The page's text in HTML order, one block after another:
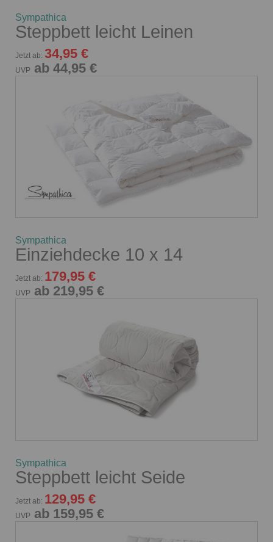
Sympathica
Steppbett leicht Leinen
Jetzt ab: 34,95 €
UVP ab 44,95 €
Sympathica
Einziehdecke 10 x 14
Jetzt ab: 179,95 €
UVP ab 219,95 €
Sympathica
Steppbett leicht Seide
Jetzt ab: 129,95 €
UVP ab 159,95 €